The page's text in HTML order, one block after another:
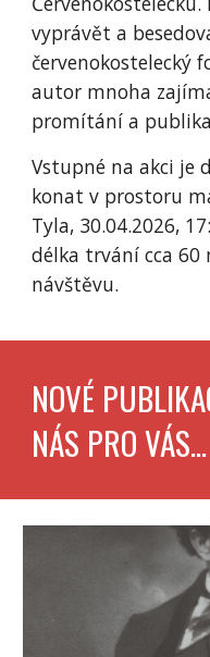
vyprávět a
červenokostelecký
autor mnoha
promítání a
Vstupné na akci je
konat v prostoru
Tyla, 30.04.2026,
délka trvání cca 60
návštěvu.
NOVÉ
NÁS PRO VÁS...